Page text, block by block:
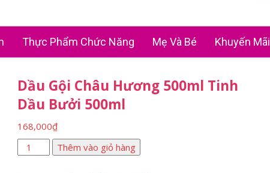
Thực Phẩm Chức Năng Mẹ Và Bé Khuyến Mãi
Dầu Gội Châu Hương 500ml Tinh
Dầu Bưởi 500ml
168,000₫
Dầu
gội
Thêm vào giỏ hàng